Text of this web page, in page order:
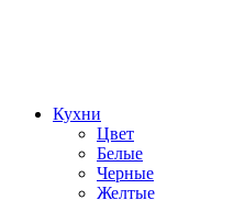
Кухни
Цвет
Белые
Черные
Желтые